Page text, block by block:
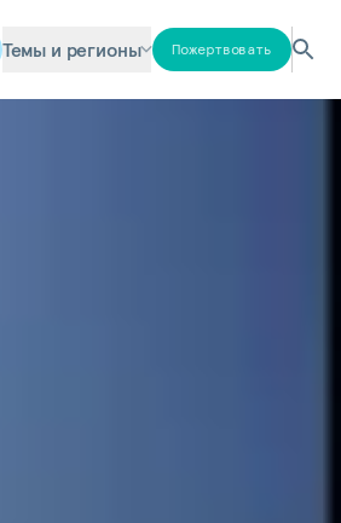
Темы и регионы Пожертвовать